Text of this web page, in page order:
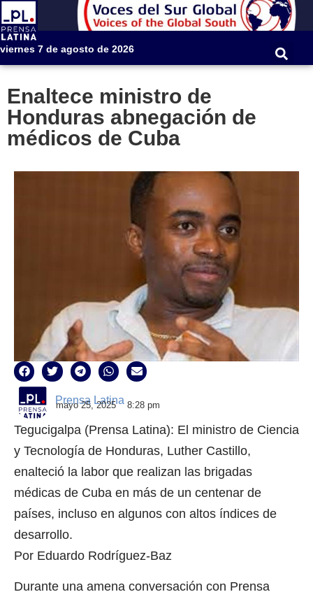
viernes 7 de agosto de 2026
Enaltece ministro de
Honduras abnegación de
médicos de Cuba
Prensa Latina
mayo 25, 2025 8:28 pm
Tegucigalpa (Prensa Latina): El ministro de Ciencia
y Tecnología de Honduras, Luther Castillo,
enalteció la labor que realizan las brigadas
médicas de Cuba en más de un centenar de
países, incluso en algunos con altos índices de
desarrollo.
Por Eduardo Rodríguez-Baz
Durante una amena conversación con Prensa